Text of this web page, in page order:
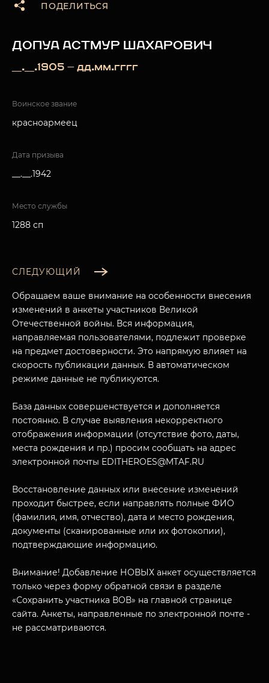
МУЗЕЙНЫЙ КОМПЛЕКС
ПОСЕТИТЕЛЯМ
О НАС
НАЗАД
ПОДЕЛИТЬСЯ
ДОПУА АСТМУР ШАХАРОВИЧ
__.__.1905 — дд.мм.гггг
Воинское звание
красноармеец
Дата призыва
__.__.1942
Место службы
1288 сп
СЛЕДУЮЩИЙ
Обращаем ваше внимание на особенности внесения
изменений в анкеты участников Великой
Отечественной войны. Вся информация,
направляемая пользователями, подлежит проверке
на предмет достоверности. Это напрямую влияет на
скорость публикации данных. В автоматическом
режиме данные не публикуются.
База данных совершенствуется и дополняется
постоянно. В случае выявления некорректного
отображения информации (отсутствие фото, даты,
места рождения и пр.) просим сообщать на адрес
электронной почты EDITHEROES@MTAF.RU
Восстановление данных или внесение изменений
проходит быстрее, если направлять полные ФИО
(фамилия, имя, отчество), дата и место рождения,
документы (сканированные или их фотокопии),
подтверждающие информацию.
Внимание! Добавление НОВЫХ анкет осуществляется
только через форму обратной связи в разделе
«Сохранить участника ВОВ» на главной странице
сайта. Анкеты, направленные по электронной почте -
не рассматриваются.